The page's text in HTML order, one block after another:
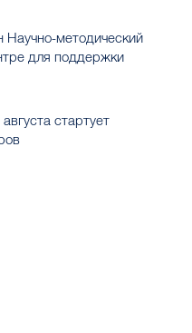
Научно-методический
для поддержки
стартует